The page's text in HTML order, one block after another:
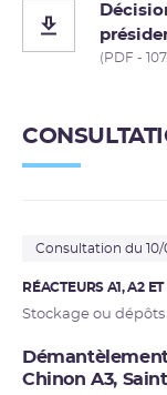
(PDF -
Consultation du 10/
RÉACTEURS A1, A2
Stockage ou
Chinon A3,